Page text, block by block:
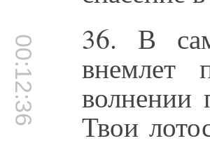
00:12:36 36. В
волнении
Твои